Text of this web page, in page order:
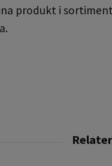
produkt i